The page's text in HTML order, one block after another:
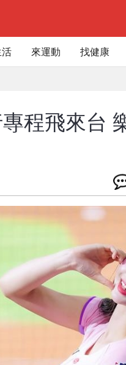
來運動 找健康
程飛來台